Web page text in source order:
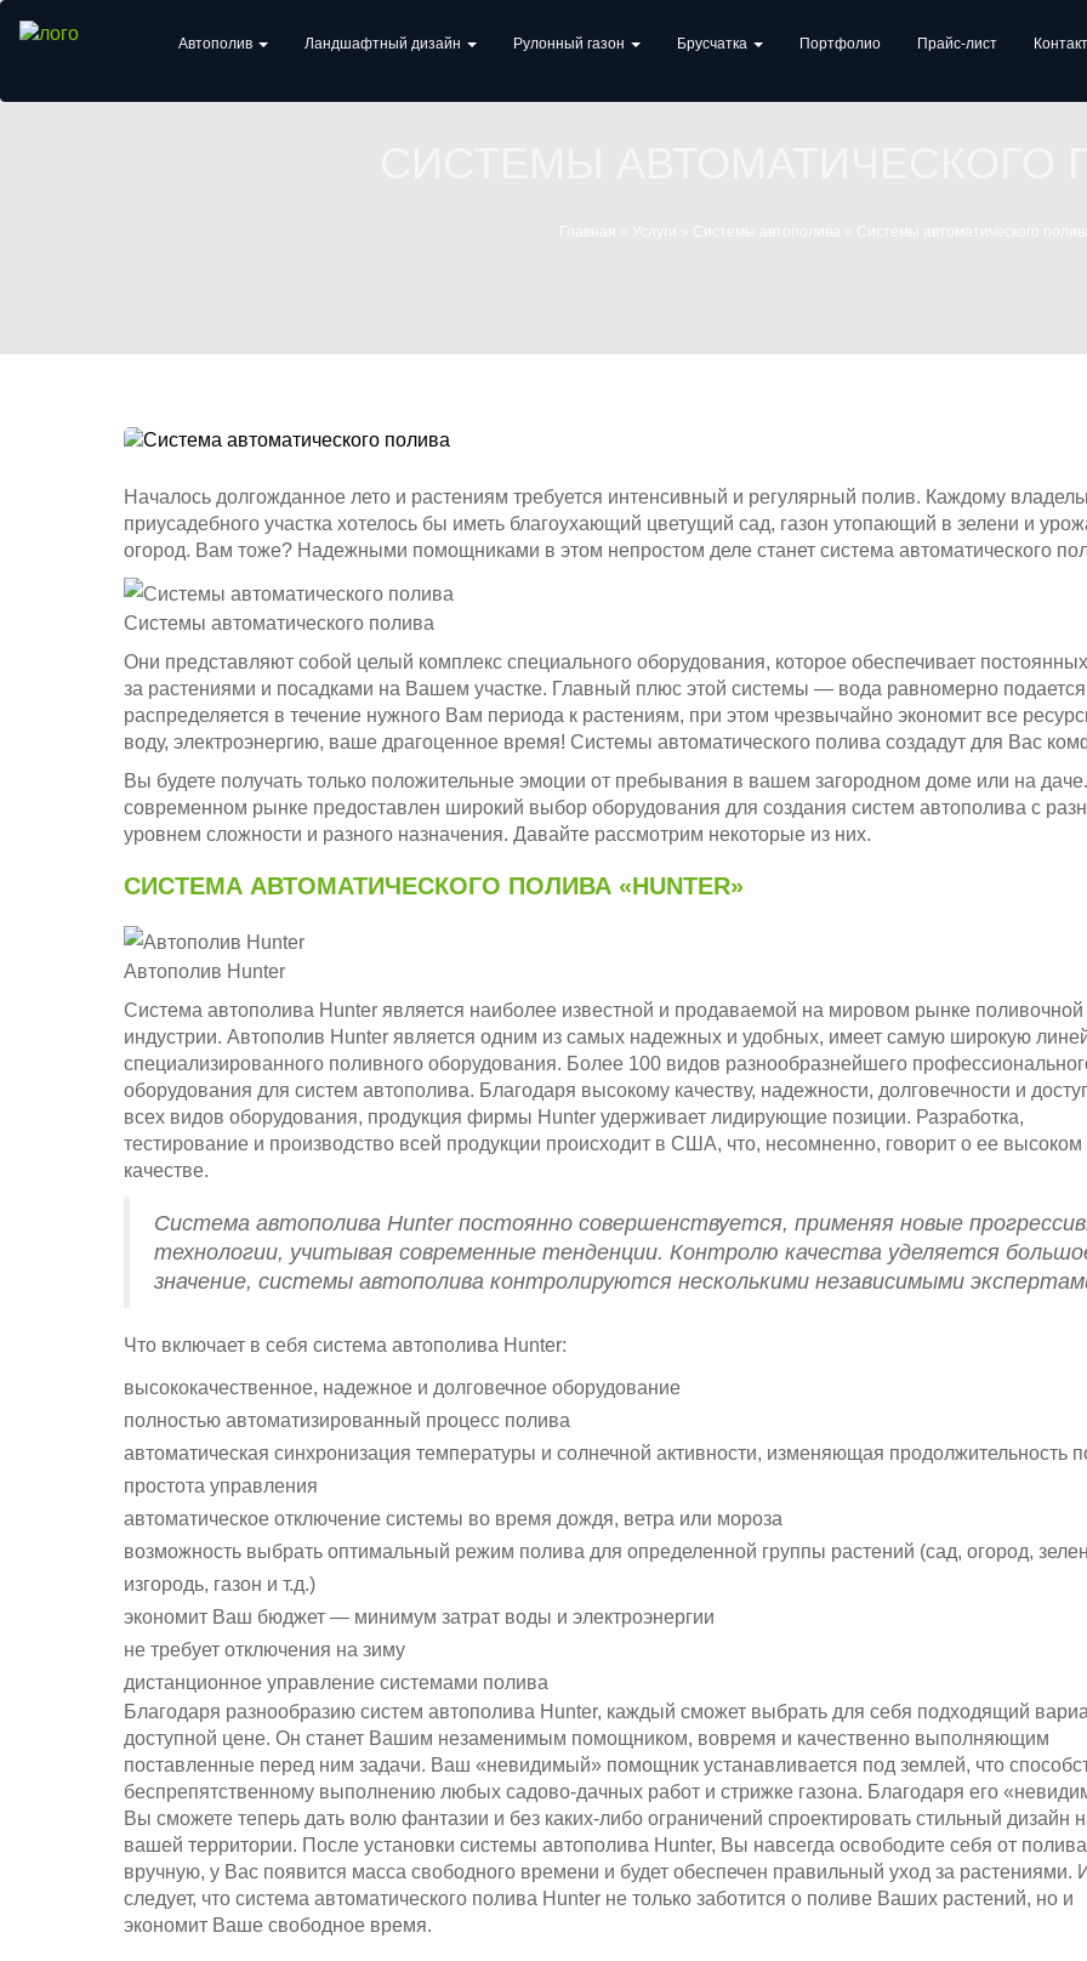
Автополив Ландшафтный дизайн Рулонный газон Брусчатка Портфолио Прайс-лист
Главная » Услуги » Системы автополива » Системы автоматического полива
Началось долгожданное лето и растениям требуется интенсивный и регулярный полив. Каждому
приусадебного участка хотелось бы иметь благоухающий цветущий сад, газон утопающий в зелени и
огород. Вам тоже? Надежными помощниками в этом непростом деле станет система автоматического
Системы автоматического полива
Они представляют собой целый комплекс специального оборудования, которое обеспечивает
за растениями и посадками на Вашем участке. Главный плюс этой системы — вода равномерно
распределяется в течение нужного Вам периода к растениям, при этом чрезвычайно экономит все
воду, электроэнергию, ваше драгоценное время! Системы автоматического полива создадут для Вас
Вы будете получать только положительные эмоции от пребывания в вашем загородном доме или на
современном рынке предоставлен широкий выбор оборудования для создания систем автополива с
уровнем сложности и разного назначения. Давайте рассмотрим некоторые из них.
СИСТЕМА АВТОМАТИЧЕСКОГО ПОЛИВА «HUNTER»
Автополив Hunter
Система автополива Hunter является наиболее известной и продаваемой на мировом рынке поливочной
индустрии. Автополив Hunter является одним из самых надежных и удобных, имеет самую широкую
специализированного поливного оборудования. Более 100 видов разнообразнейшего
оборудования для систем автополива. Благодаря высокому качеству, надежности, долговечности и
всех видов оборудования, продукция фирмы Hunter удерживает лидирующие позиции. Разработка,
тестирование и производство всей продукции происходит в США, что, несомненно, говорит о ее высоком
качестве.
Система автополива Hunter постоянно совершенствуется, применяя новые
технологии, учитывая современные тенденции. Контролю качества уделяется
значение, системы автополива контролируются несколькими независимыми
Что включает в себя система автополива Hunter:
высококачественное, надежное и долговечное оборудование
полностью автоматизированный процесс полива
автоматическая синхронизация температуры и солнечной активности, изменяющая продолжительность
простота управления
автоматическое отключение системы во время дождя, ветра или мороза
возможность выбрать оптимальный режим полива для определенной группы растений (сад, огород,
изгородь, газон и т.д.)
экономит Ваш бюджет — минимум затрат воды и электроэнергии
не требует отключения на зиму
дистанционное управление системами полива
Благодаря разнообразию систем автополива Hunter, каждый сможет выбрать для себя подходящий
доступной цене. Он станет Вашим незаменимым помощником, вовремя и качественно выполняющим
поставленные перед ним задачи. Ваш «невидимый» помощник устанавливается под землей, что
беспрепятственному выполнению любых садово-дачных работ и стрижке газона. Благодаря его
Вы сможете теперь дать волю фантазии и без каких-либо ограничений спроектировать стильный дизайн
вашей территории. После установки системы автополива Hunter, Вы навсегда освободите себя от полива
вручную, у Вас появится масса свободного времени и будет обеспечен правильный уход за растениями.
следует, что система автоматического полива Hunter не только заботится о поливе Ваших растений, но и
экономит Ваше свободное время.